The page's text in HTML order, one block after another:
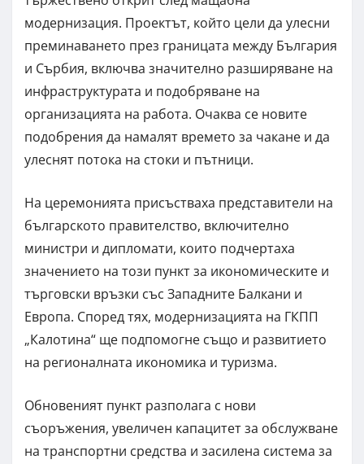
модернизация. Проектът, който цели да улесни
преминаването през границата между България
и Сърбия, включва значително разширяване на
инфраструктурата и подобряване на
организацията на работа. Очаква се новите
подобрения да намалят времето за чакане и да
улеснят потока на стоки и пътници.
На церемонията присъстваха представители на
българското правителство, включително
министри и дипломати, които подчертаха
значението на този пункт за икономическите и
търговски връзки със Западните Балкани и
Европа. Според тях, модернизацията на ГКПП
„Калотина“ ще подпомогне също и развитието
на регионалната икономика и туризма.
Обновеният пункт разполага с нови
съоръжения, увеличен капацитет за обслужване
на транспортни средства и засилена система за